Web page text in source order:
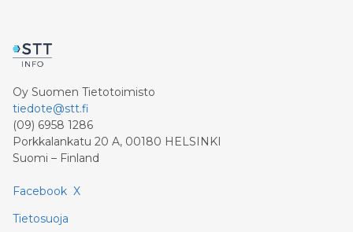
Oy Suomen Tietotoimisto
tiedote@stt.fi
(09) 6958 1286
Porkkalankatu 20 A, 00180 HELSINKI
Suomi – Finland
Facebook X
Tietosuoja